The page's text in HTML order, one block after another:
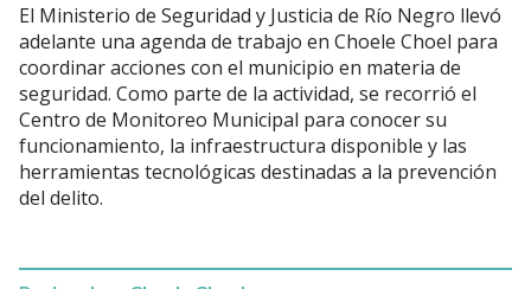
El Ministerio de Seguridad y Justicia de Río Negro llevó
adelante una agenda de trabajo en Choele Choel para
coordinar acciones con el municipio en materia de
seguridad. Como parte de la actividad, se recorrió el
Centro de Monitoreo Municipal para conocer su
funcionamiento, la infraestructura disponible y las
herramientas tecnológicas destinadas a la prevención
del delito.